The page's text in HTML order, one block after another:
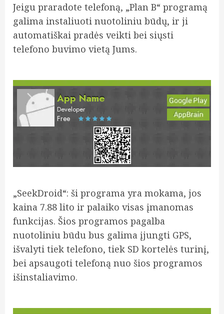
Jeigu praradote telefoną, „Plan B“ programą
galima instaliuoti nuotoliniu būdų, ir ji
automatiškai pradės veikti bei siųsti
telefono buvimo vietą Jums.
App Name
Developer
Free
„SeekDroid“: ši programa yra mokama, jos
kaina 7.88 lito ir palaiko visas įmanomas
funkcijas. Šios programos pagalba
nuotoliniu būdu bus galima įjungti GPS,
išvalyti tiek telefono, tiek SD kortelės turinį,
bei apsaugoti telefoną nuo šios programos
išinstaliavimo.